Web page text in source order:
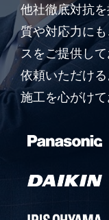
他社徹底対抗
質や対応力に
スをご提供し
依頼いただけ
施工を心がけて